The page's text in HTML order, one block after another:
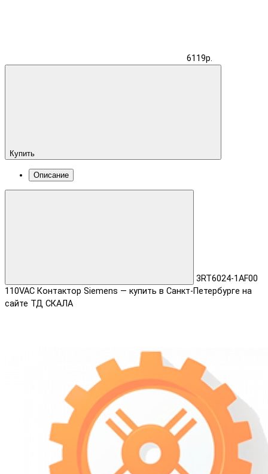
6119р.
Купить
Описание
3RT6024-1AF00
110VAC Контактор Siemens — купить в Санкт-Петербурге на
сайте ТД СКАЛА